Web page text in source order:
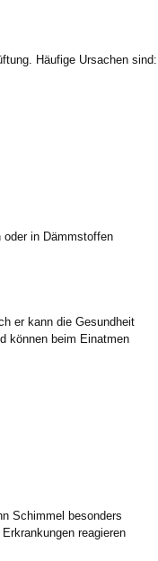
Häufige Ursachen sind:
oder in Dämmstoffen
er kann die Gesundheit
können beim Einatmen
Schimmel besonders
reagieren